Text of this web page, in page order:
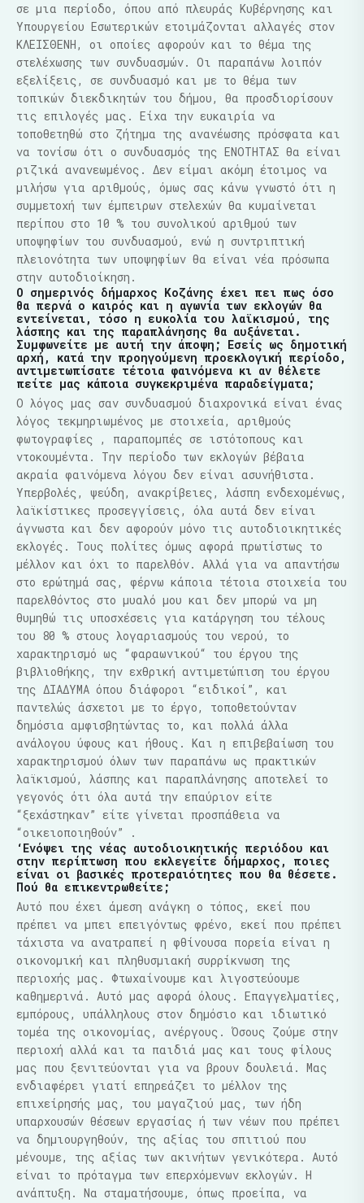
σε μια περίοδο, όπου από πλευράς Κυβέρνησης και
Υπουργείου Εσωτερικών ετοιμάζονται αλλαγές στον
ΚΛΕΙΣΘΕΝΗ, οι οποίες αφορούν και το θέμα της
στελέχωσης των συνδυασμών. Οι παραπάνω λοιπόν
εξελίξεις, σε συνδυασμό και με το θέμα των
τοπικών διεκδικητών του δήμου, θα προσδιορίσουν
τις επιλογές μας. Είχα την ευκαιρία να
τοποθετηθώ στο ζήτημα της ανανέωσης πρόσφατα και
να τονίσω ότι ο συνδυασμός της ΕΝΟΤΗΤΑΣ θα είναι
ριζικά ανανεωμένος. Δεν είμαι ακόμη έτοιμος να
μιλήσω για αριθμούς, όμως σας κάνω γνωστό ότι η
συμμετοχή των έμπειρων στελεχών θα κυμαίνεται
περίπου στο 10 % του συνολικού αριθμού των
υποψηφίων του συνδυασμού, ενώ η συντριπτική
πλειονότητα των υποψηφίων θα είναι νέα πρόσωπα
στην αυτοδιοίκηση.
Ο σημερινός δήμαρχος Κοζάνης έχει πει πως όσο
θα περνά ο καιρός και η αγωνία των εκλογών θα
εντείνεται, τόσο η ευκολία του λαϊκισμού, της
λάσπης και της παραπλάνησης θα αυξάνεται.
Συμφωνείτε με αυτή την άποψη; Εσείς ως δημοτική
αρχή, κατά την προηγούμενη προεκλογική περίοδο,
αντιμετωπίσατε τέτοια φαινόμενα κι αν θέλετε
πείτε μας κάποια συγκεκριμένα παραδείγματα;
Ο λόγος μας σαν συνδυασμού διαχρονικά είναι ένας
λόγος τεκμηριωμένος με στοιχεία, αριθμούς
φωτογραφίες , παραπομπές σε ιστότοπους και
ντοκουμέντα. Την περίοδο των εκλογών βέβαια
ακραία φαινόμενα λόγου δεν είναι ασυνήθιστα.
Υπερβολές, ψεύδη, ανακρίβειες, λάσπη ενδεχομένως,
λαϊκίστικες προσεγγίσεις, όλα αυτά δεν είναι
άγνωστα και δεν αφορούν μόνο τις αυτοδιοικητικές
εκλογές. Τους πολίτες όμως αφορά πρωτίστως το
μέλλον και όχι το παρελθόν. Αλλά για να απαντήσω
στο ερώτημά σας, φέρνω κάποια τέτοια στοιχεία του
παρελθόντος στο μυαλό μου και δεν μπορώ να μη
θυμηθώ τις υποσχέσεις για κατάργηση του τέλους
του 80 % στους λογαριασμούς του νερού, το
χαρακτηρισμό ως “φαραωνικού“ του έργου της
βιβλιοθήκης, την εχθρική αντιμετώπιση του έργου
της ΔΙΑΔΥΜΑ όπου διάφοροι “ειδικοί”, και
παντελώς άσχετοι με το έργο, τοποθετούνταν
δημόσια αμφισβητώντας το, και πολλά άλλα
ανάλογου ύφους και ήθους. Και η επιβεβαίωση του
χαρακτηρισμού όλων των παραπάνω ως πρακτικών
λαϊκισμού, λάσπης και παραπλάνησης αποτελεί το
γεγονός ότι όλα αυτά την επαύριον είτε
“ξεχάστηκαν” είτε γίνεται προσπάθεια να
“οικειοποιηθούν” .
‘Ενόψει της νέας αυτοδιοικητικής περιόδου και
στην περίπτωση που εκλεγείτε δήμαρχος, ποιες
είναι οι βασικές προτεραιότητες που θα θέσετε.
Πού θα επικεντρωθείτε;
Αυτό που έχει άμεση ανάγκη ο τόπος, εκεί που
πρέπει να μπει επειγόντως φρένο, εκεί που πρέπει
τάχιστα να ανατραπεί η φθίνουσα πορεία είναι η
οικονομική και πληθυσμιακή συρρίκνωση της
περιοχής μας. Φτωχαίνουμε και λιγοστεύουμε
καθημερινά. Αυτό μας αφορά όλους. Επαγγελματίες,
εμπόρους, υπάλληλους στον δημόσιο και ιδιωτικό
τομέα της οικονομίας, ανέργους. Όσους ζούμε στην
περιοχή αλλά και τα παιδιά μας και τους φίλους
μας που ξενιτεύονται για να βρουν δουλειά. Μας
ενδιαφέρει γιατί επηρεάζει το μέλλον της
επιχείρησής μας, του μαγαζιού μας, των ήδη
υπαρχουσών θέσεων εργασίας ή των νέων που πρέπει
να δημιουργηθούν, της αξίας του σπιτιού που
μένουμε, της αξίας των ακινήτων γενικότερα. Αυτό
είναι το πρόταγμα των επερχόμενων εκλογών. Η
ανάπτυξη. Να σταματήσουμε, όπως προείπα, να